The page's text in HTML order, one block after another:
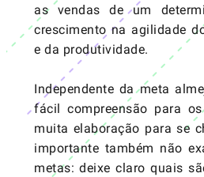
as vendas de um
crescimento na agilidade
e da produtividade.
Independente da meta
fácil compreensão para
muita elaboração para se
importante também não
metas: deixe claro quais